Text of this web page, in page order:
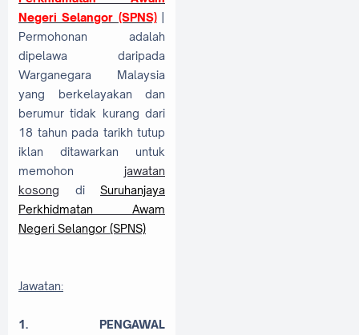
Negeri Selangor (SPNS)|
Permohonan adalah
dipelawa daripada
Warganegara Malaysia
yang berkelayakan dan
berumur tidak kurang dari
18 tahun pada tarikh tutup
iklan ditawarkan untuk
memohon jawatan
kosong di Suruhanjaya
Perkhidmatan Awam
Negeri Selangor (SPNS)
Jawatan:
1. PENGAWAL